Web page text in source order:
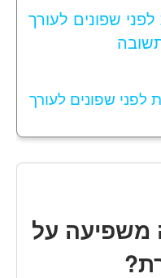
שפונים לעורך
שפונים לעורך
משפיעה על